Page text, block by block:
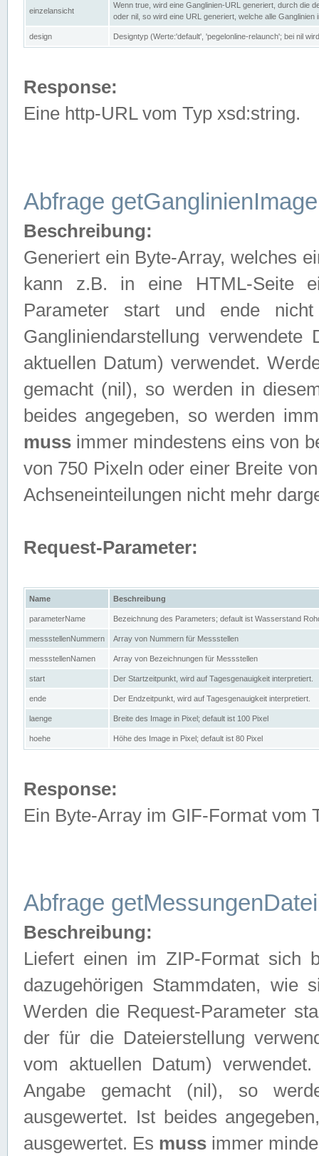
einzelansicht
Wenn true, wird eine Ganglinien-URL generiert, durch die
oder nil, so wird eine URL generiert, welche alle Ganglinien
design Designtyp (Werte:'default', 'pegelonline-relaunch'; bei nil
Response:
Eine http-URL vom Typ xsd:string.
Abfrage getGanglinienImage
Beschreibung:
Generiert ein Byte-Array, welches
kann z.B. in eine HTML-Seite
Parameter start und ende
Gangliniendarstellung
aktuellen Datum) verwendet.
gemacht (nil), so werden in
beides angegeben, so werden
muss immer mindestens eins von
von 750 Pixeln oder einer Breite
Achseneinteilungen nicht mehr
Request-Parameter:
Name Beschreibung
parameterName Bezeichnung des Parameters; default ist Wasserstand
messstellenNummern Array von Nummern für Messstellen
messstellenNamen Array von Bezeichnungen für Messstellen
start Der Startzeitpunkt, wird auf Tagesgenauigkeit interpretiert.
ende Der Endzeitpunkt, wird auf Tagesgenauigkeit interpretiert.
laenge Breite des Image in Pixel; default ist 100 Pixel
hoehe Höhe des Image in Pixel; default ist 80 Pixel
Response:
Ein Byte-Array im GIF-Format vom
Abfrage getMessungenDatei
Beschreibung:
Liefert einen im ZIP-Format sich
dazugehörigen Stammdaten, wie
Werden die Request-Parameter
der für die Dateierstellung
vom aktuellen Datum)
Angabe gemacht (nil), so
ausgewertet. Ist beides
ausgewertet. Es muss immer